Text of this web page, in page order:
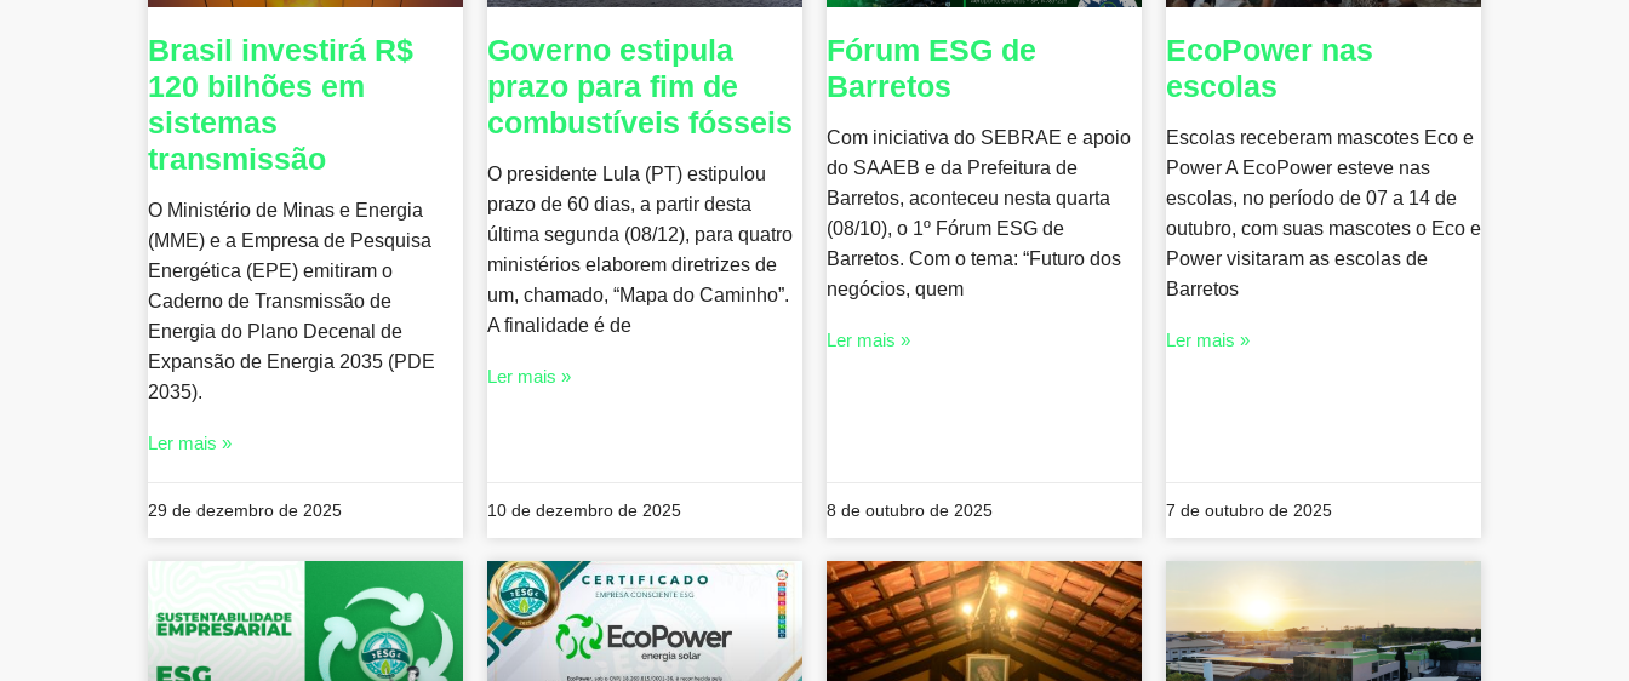
Brasil investirá R$
120 bilhões em
sistemas
transmissão
O Ministério de Minas e Energia
(MME) e a Empresa de Pesquisa
Energética (EPE) emitiram o
Caderno de Transmissão de
Energia do Plano Decenal de
Expansão de Energia 2035 (PDE
2035).
Ler mais »
29 de dezembro de 2025
Governo estipula
prazo para fim de
combustíveis fósseis
O presidente Lula (PT) estipulou
prazo de 60 dias, a partir desta
última segunda (08/12), para quatro
ministérios elaborem diretrizes de
um, chamado, “Mapa do Caminho”.
A finalidade é de
Ler mais »
10 de dezembro de 2025
Fórum ESG de
Barretos
Com iniciativa do SEBRAE e apoio
do SAAEB e da Prefeitura de
Barretos, aconteceu nesta quarta
(08/10), o 1º Fórum ESG de
Barretos. Com o tema: “Futuro dos
negócios, quem
Ler mais »
8 de outubro de 2025
EcoPower nas
escolas
Escolas receberam mascotes Eco e
Power A EcoPower esteve nas
escolas, no período de 07 a 14 de
outubro, com suas mascotes o Eco e
Power visitaram as escolas de
Barretos
Ler mais »
7 de outubro de 2025